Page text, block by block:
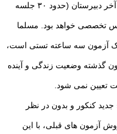
دبیرستان (حدود ۳۰ جلسه
تخصصی خواهد بود. مسلما
آزمون سه ساعته تستی است،
گذشته وضعیت زندگی و آینده
تعیین نمی شود.
کنکور و بدون در نظر
آزمون های قبلی، با این